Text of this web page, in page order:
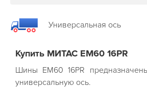
Универсальная ось
Купить МИТАС EM60 16PR
Шины EM60 16PR
универсальную ось.